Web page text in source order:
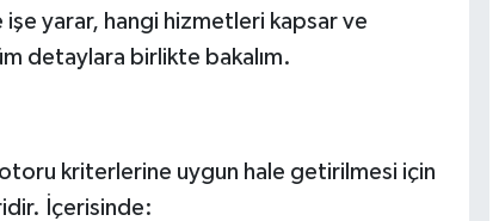
yarar, hangi hizmetleri kapsar ve
detaylara birlikte bakalım.
kriterlerine uygun hale getirilmesi için
İçerisinde: